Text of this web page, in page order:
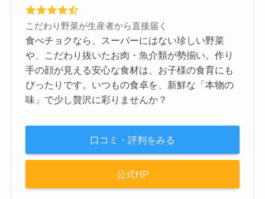
こだわり野菜が生産者から直接届く
食べチョクなら、スーパーにはない珍しい野菜
や、こだわり抜いたお肉・魚介類が勢揃い。作り
手の顔が見える安心な食材は、お子様の食育にも
ぴったりです。いつもの食卓を、新鮮な「本物の
味」で少し贅沢に彩りませんか？
口コミ・評判をみる
公式HP